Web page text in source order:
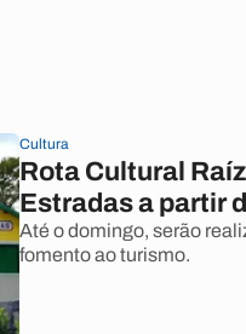
Cultura
Rota Cultural
Estradas a partir
Até o domingo, serão
fomento ao turismo.